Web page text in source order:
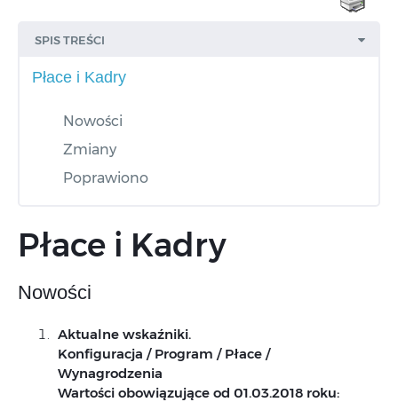
SPIS TREŚCI
Płace i Kadry
Nowości
Zmiany
Poprawiono
Płace i Kadry
Nowości
Aktualne wskaźniki.
Konfiguracja / Program / Płace /
Wynagrodzenia
Wartości obowiązujące od 01.03.2018 roku: